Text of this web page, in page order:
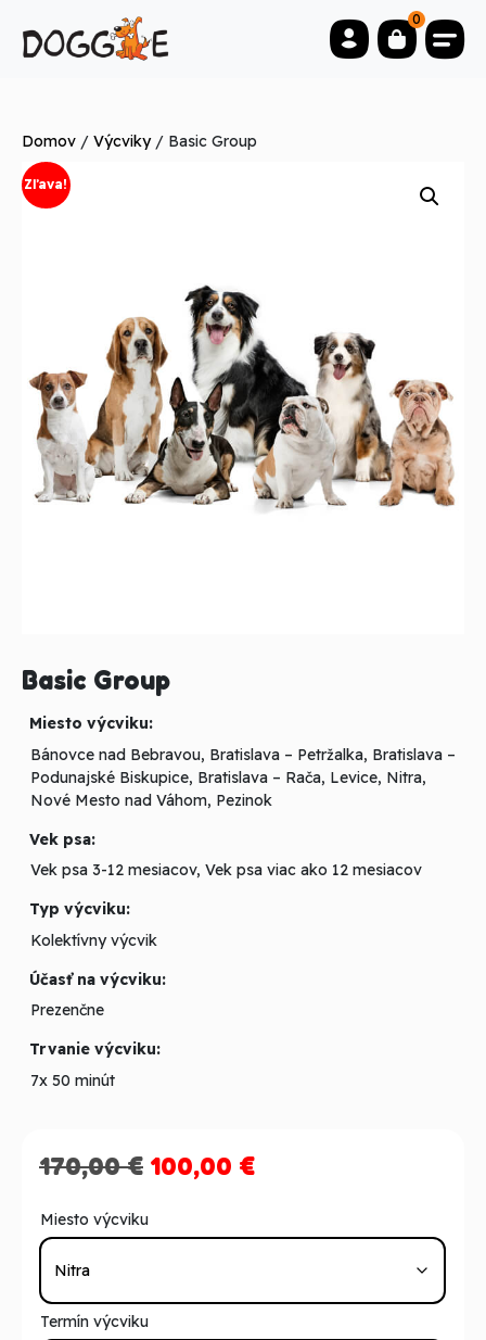
0
Domov / Výcviky/ Basic Group
Zľava!
Basic Group
Miesto výcviku:
Bánovce nad Bebravou, Bratislava – Petržalka, Bratislava –
Podunajské Biskupice, Bratislava – Rača, Levice, Nitra,
Nové Mesto nad Váhom, Pezinok
Vek psa:
Vek psa 3-12 mesiacov, Vek psa viac ako 12 mesiacov
Typ výcviku:
Kolektívny výcvik
Účasť na výcviku:
Prezenčne
Trvanie výcviku:
7x 50 minút
170,00€ Pôvodná
bola:
100,00 €Aktuálna
je:
Miesto výcviku
Termín výcviku